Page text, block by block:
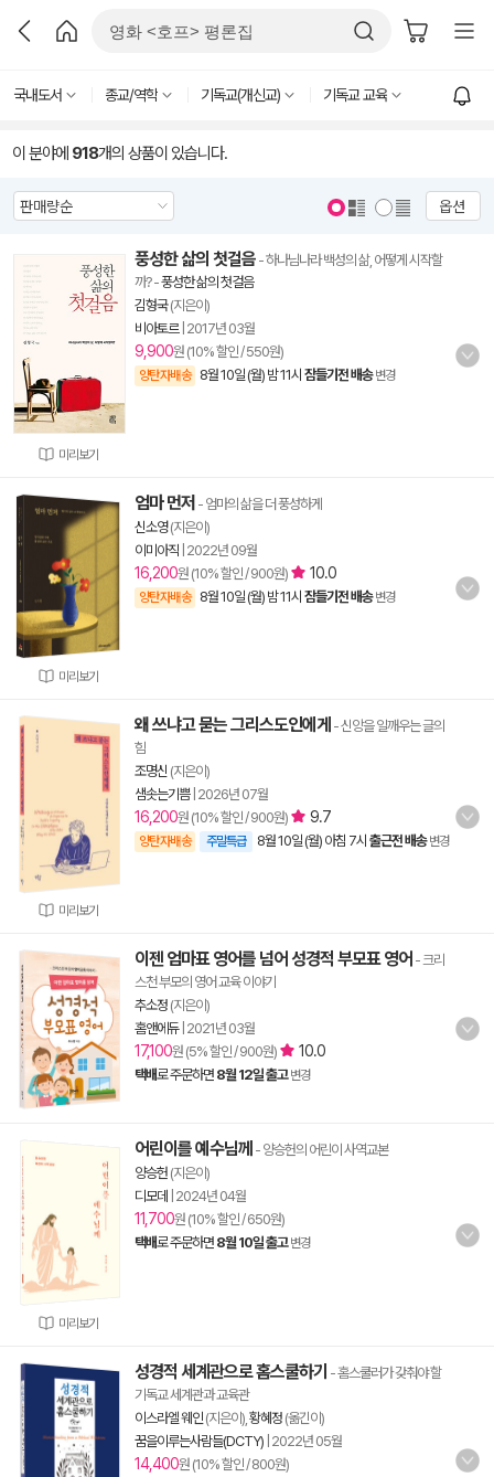
국내도서 종교/역학 기독교(개신교) 기독교 교육
이 분야에 918개의 상품이 있습니다.
옵션
미리보기
풍성한 삶의 첫걸음 - 하나님나라 백성의 삶, 어떻게 시작할
까?-풍성한 삶의 첫걸음
김형국(지은이)
비아토르| 2017년 03월
9,900원 (10% 할인 / 550원)
양탄자배송 8월 10일 (월) 밤 11시 잠들기전 배송 변경
미리보기
엄마 먼저 - 엄마의 삶을 더 풍성하게
신소영(지은이)
이미아직 2022년 09월
16,200원 (10% 할인 / 900원) 10.0
양탄자배송 8월 10일 (월) 밤 11시 잠들기전 배송 변경
미리보기
왜 쓰냐고 묻는 그리스도인에게 - 신앙을 일깨우는 글의
힘
조명신 (지은이)
샘솟는기쁨| 2026년 07월
16,200원 (10% 할인 / 900원) 9.7
양탄자배송 주말특급 8월 10일 (월) 아침 7시 출근전 배송 변경
이젠 엄마표 영어를 넘어 성경적 부모표 영어 - 크리
스천 부모의 영어 교육 이야기
추소정 (지은이)
홈앤에듀| 2021년 03월
17,100원 (5% 할인 / 900원) 10.0
택배로 주문하면 8월 12일 출고 변경
미리보기
어린이를 예수님께 - 양승헌의 어린이 사역교본
양승헌 (지은이)
디모데
2024년 04월
11,700원 (10% 할인 / 650원)
택배로 주문하면 8월 10일 출고 변경
성경적 세계관으로 홈스쿨하기 - 홈스쿨러가 갖춰야 할
기독교 세계관과 교육관
이스라엘 웨인 (지은이), 황혜정 (옮긴이)
꿈을이루는사람들(DCTY) 2022년 05월
14,400원 (10% 할인 / 800원)